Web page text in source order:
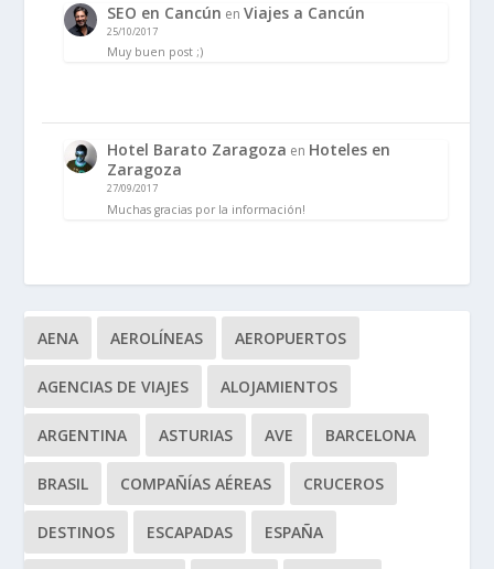
SEO en Cancún enViajes a Cancún
25/10/2017
Muy buen post ;)
Hotel Barato Zaragoza en Hoteles en
Zaragoza
27/09/2017
Muchas gracias por la información!
AENA AEROLÍNEAS AEROPUERTOS
AGENCIAS DE VIAJES ALOJAMIENTOS
ARGENTINA ASTURIAS AVE BARCELONA
BRASIL COMPAÑÍAS AÉREAS CRUCEROS
DESTINOS ESCAPADAS ESPAÑA